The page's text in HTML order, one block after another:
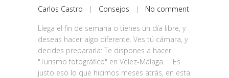
Carlos Castro | Consejos | No comment
Llega el fin de semana o tienes un día libre, y
deseas hacer algo diferente. Ves tú cámara, y
decides prepararla: Te dispones a hacer
"Turismo fotográfico" en Vélez-Málaga. Es
justo eso lo que hicimos meses atrás, en esta